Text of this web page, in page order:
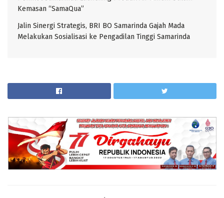
Kemasan “SamaQua”
Jalin Sinergi Strategis, BRI BO Samarinda Gajah Mada
Melakukan Sosialisasi ke Pengadilan Tinggi Samarinda